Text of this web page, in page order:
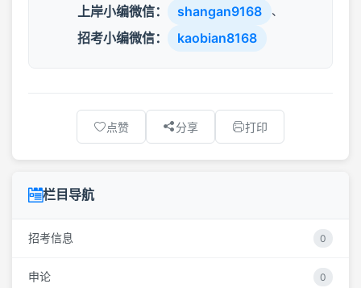
上岸小编微信： shangan9168 、
招考小编微信： kaobian8168
点赞 分享 打印
栏目导航
招考信息 0
申论 0